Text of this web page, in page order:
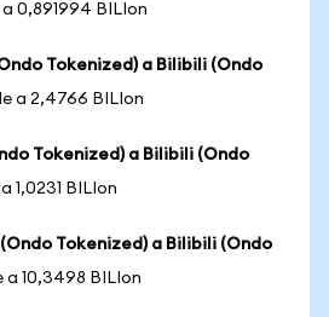
a 0,891994 BILIon
Tokenized) a Bilibili (Ondo
a 2,4766 BILIon
Tokenized) a Bilibili (Ondo
1,0231 BILIon
Tokenized) a Bilibili (Ondo
a 10,3498 BILIon